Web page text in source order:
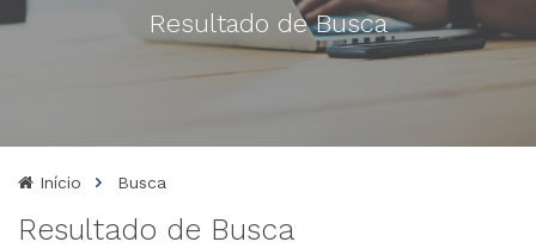
Resultado de Busca
Início Busca
Resultado de Busca